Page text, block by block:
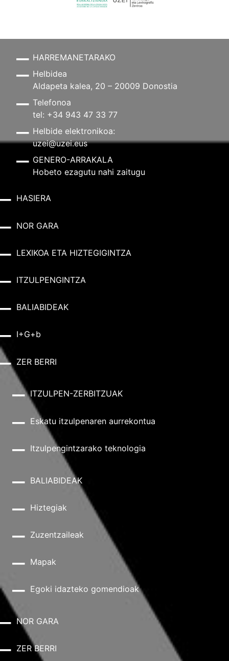
HARREMANETARAKO
Helbidea
Aldapeta kalea, 20 – 20009 Donostia
Telefonoa
tel: +34 943 47 33 77
Helbide elektronikoa:
uzei@uzei.eus
GENERO-ARRAKALA
Hobeto ezagutu nahi zaitugu
HASIERA
NOR GARA
LEXIKOA ETA HIZTEGIGINTZA
ITZULPENGINTZA
BALIABIDEAK
I+G+b
ZER BERRI
ITZULPEN-ZERBITZUAK
Eskatu itzulpenaren aurrekontua
Itzulpengintzarako teknologia
BALIABIDEAK
Hiztegiak
Zuzentzaileak
Mapak
Egoki idazteko gomendioak
NOR GARA
ZER BERRI